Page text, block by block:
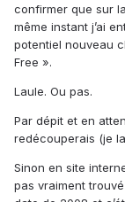
confirmer que sur
même instant j’ai
potentiel nouveau
Free ».
Laule. Ou pas.
Par dépit et en
redécouperais (je
Sinon en site
pas vraiment